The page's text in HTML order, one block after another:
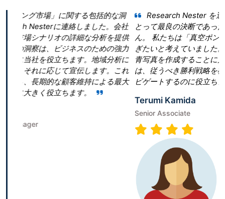
る包括的な洞
ました。会社
な分析を提供
のための強力
。地域分析に
します。これ
持による最大
Research Nester を選択したことが当社の
とって最良の決断であったと言っても過言では
ん。 私たちは「真空ポンプ市場」という領域で
ぎたいと考えていました。しかし、当社は効果
青写真を作成することに戸惑いました。
は、従うべき勝利戦略を構築することで、成功
ビゲートするのに役立ちました。